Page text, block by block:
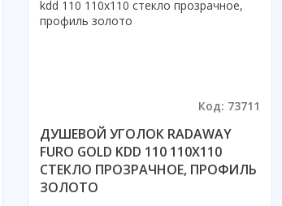
Код: 73711
ДУШЕВОЙ УГОЛОК RADAWAY
FURO GOLD KDD 110 110X110
СТЕКЛО ПРОЗРАЧНОЕ, ПРОФИЛЬ
ЗОЛОТО